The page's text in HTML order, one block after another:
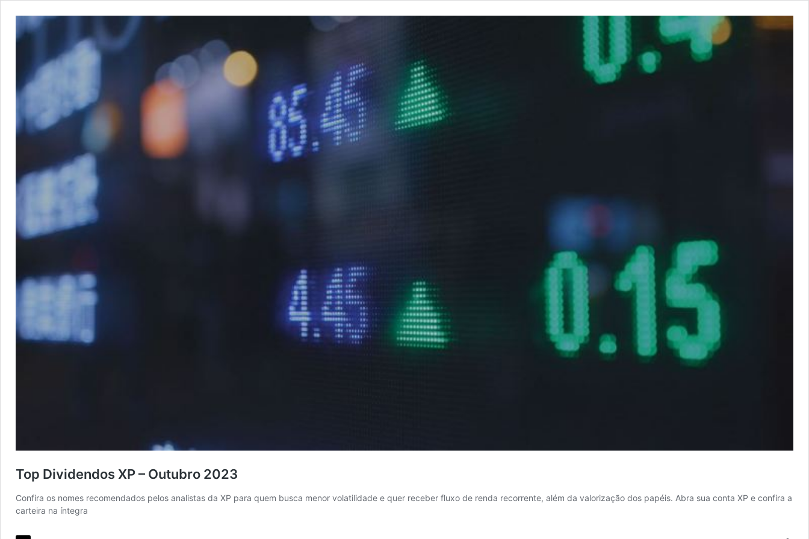
Top Dividendos XP – Outubro 2023
Confira os nomes recomendados pelos analistas da XP para quem busca menor volatilidade e quer receber fluxo de renda recorrente, além da valorização dos papéis. Abra sua conta XP e confira a
carteira na íntegra